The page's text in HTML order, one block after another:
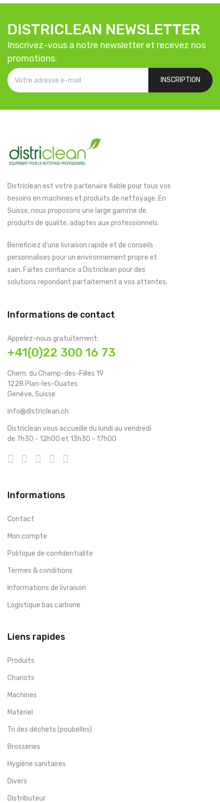
DISTRICLEAN NEWSLETTER
Inscrivez-vous a notre newsletter et recevez nos
promotions.
INSCRIPTION
Districlean est votre partenaire fiable pour tous vos
besoins en machines et produits de nettoyage. En
Suisse, nous proposons une large gamme de
produits de qualite, adaptes aux professionnels.
Beneficiez d'une livraison rapide et de conseils
personnalises pour un environnement propre et
sain. Faites confiance a Districlean pour des
solutions repondant parfaitement a vos attentes.
Informations de contact
Appelez-nous gratuitement:
+41(0)22 300 16 73
Chem. du Champ-des-Filles 19
1228 Plan-les-Ouates
Genève, Suisse
info@districlean.ch
Districlean vous accueille du lundi au vendredi
de 7h30 - 12h00 et 13h30 - 17h00
Informations
Contact
Mon compte
Politique de confidentialite
Termes & conditions
Informations de livraison
Logistique bas carbone
Liens rapides
Produits
Chariots
Machines
Materiel
Tri des déchets (poubelles)
Brosseries
Hygiène sanitaires
Divers
Distributeur